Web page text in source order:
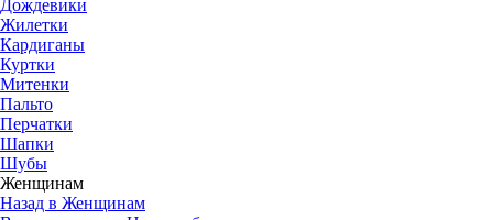
Дождевики
Жилетки
Кардиганы
Куртки
Митенки
Пальто
Перчатки
Шапки
Шубы
Женщинам
Назад в Женщинам